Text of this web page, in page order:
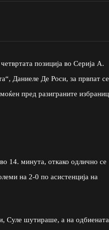
позиција во Серија А.
Даниеле Де Роси, за првпат се
пред разиграните
во 14. минута, откако одлично се
на 2-0 по асистенција на
Суле шутираше, а на одбиената